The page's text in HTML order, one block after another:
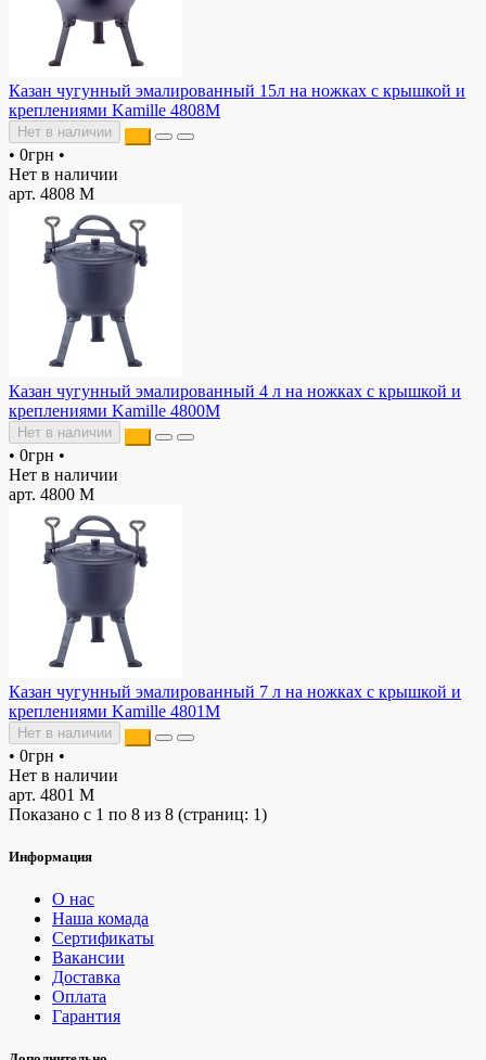
Казан чугунный эмалированный 15л на ножках с крышкой и
креплениями Kamille 4808M
Нет в наличии
• 0грн •
Нет в наличии
арт. 4808 М
Казан чугунный эмалированный 4 л на ножках с крышкой и
креплениями Kamille 4800M
Нет в наличии
• 0грн •
Нет в наличии
арт. 4800 М
Казан чугунный эмалированный 7 л на ножках с крышкой и
креплениями Kamille 4801M
Нет в наличии
• 0грн •
Нет в наличии
арт. 4801 М
Показано с 1 по 8 из 8 (страниц: 1)
Информация
О нас
Наша комада
Сертификаты
Вакансии
Доставка
Оплата
Гарантия